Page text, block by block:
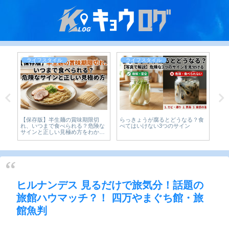
ライフスタイル
【保存版】半生麺の賞味期限切
れ、いつまで食べられる？危険な
サインと正しい見極め方をわかり
ライフスタイル
らっきょうが腐るとどうなる？食
べてはいけない3つのサイン
ヒルナンデス 見るだけで旅気分！話題の
旅館ハウマッチ？！ 四万やまぐち館・旅
館魚判